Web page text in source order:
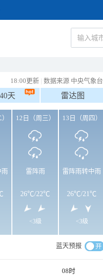
18:00更新 | 数据来源 中央气象台
40天 雷达图
雨
12日（周三）
雷阵雨
26℃/22℃
<3级
13日（周四）
雷阵雨转中雨
26℃/21℃
<3级
蓝天预报
08时